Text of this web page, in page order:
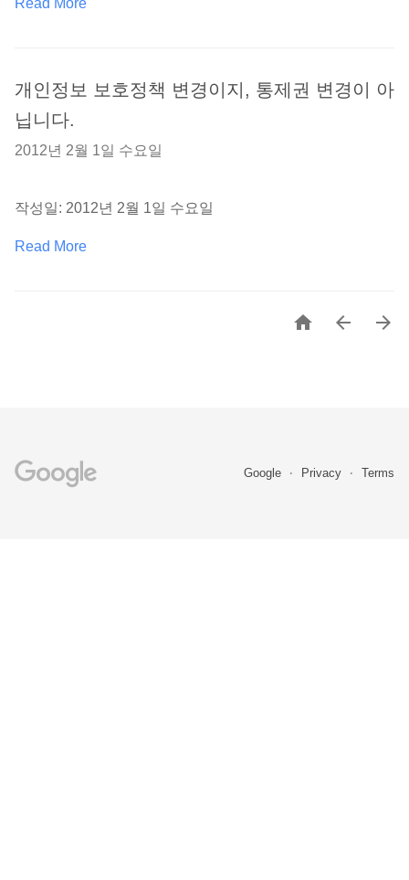
Read More
개인정보 보호정책 변경이지, 통제권 변경이 아
닙니다.
2012년 2월 1일 수요일
작성일: 2012년 2월 1일 수요일
Read More
  
Google Privacy Terms